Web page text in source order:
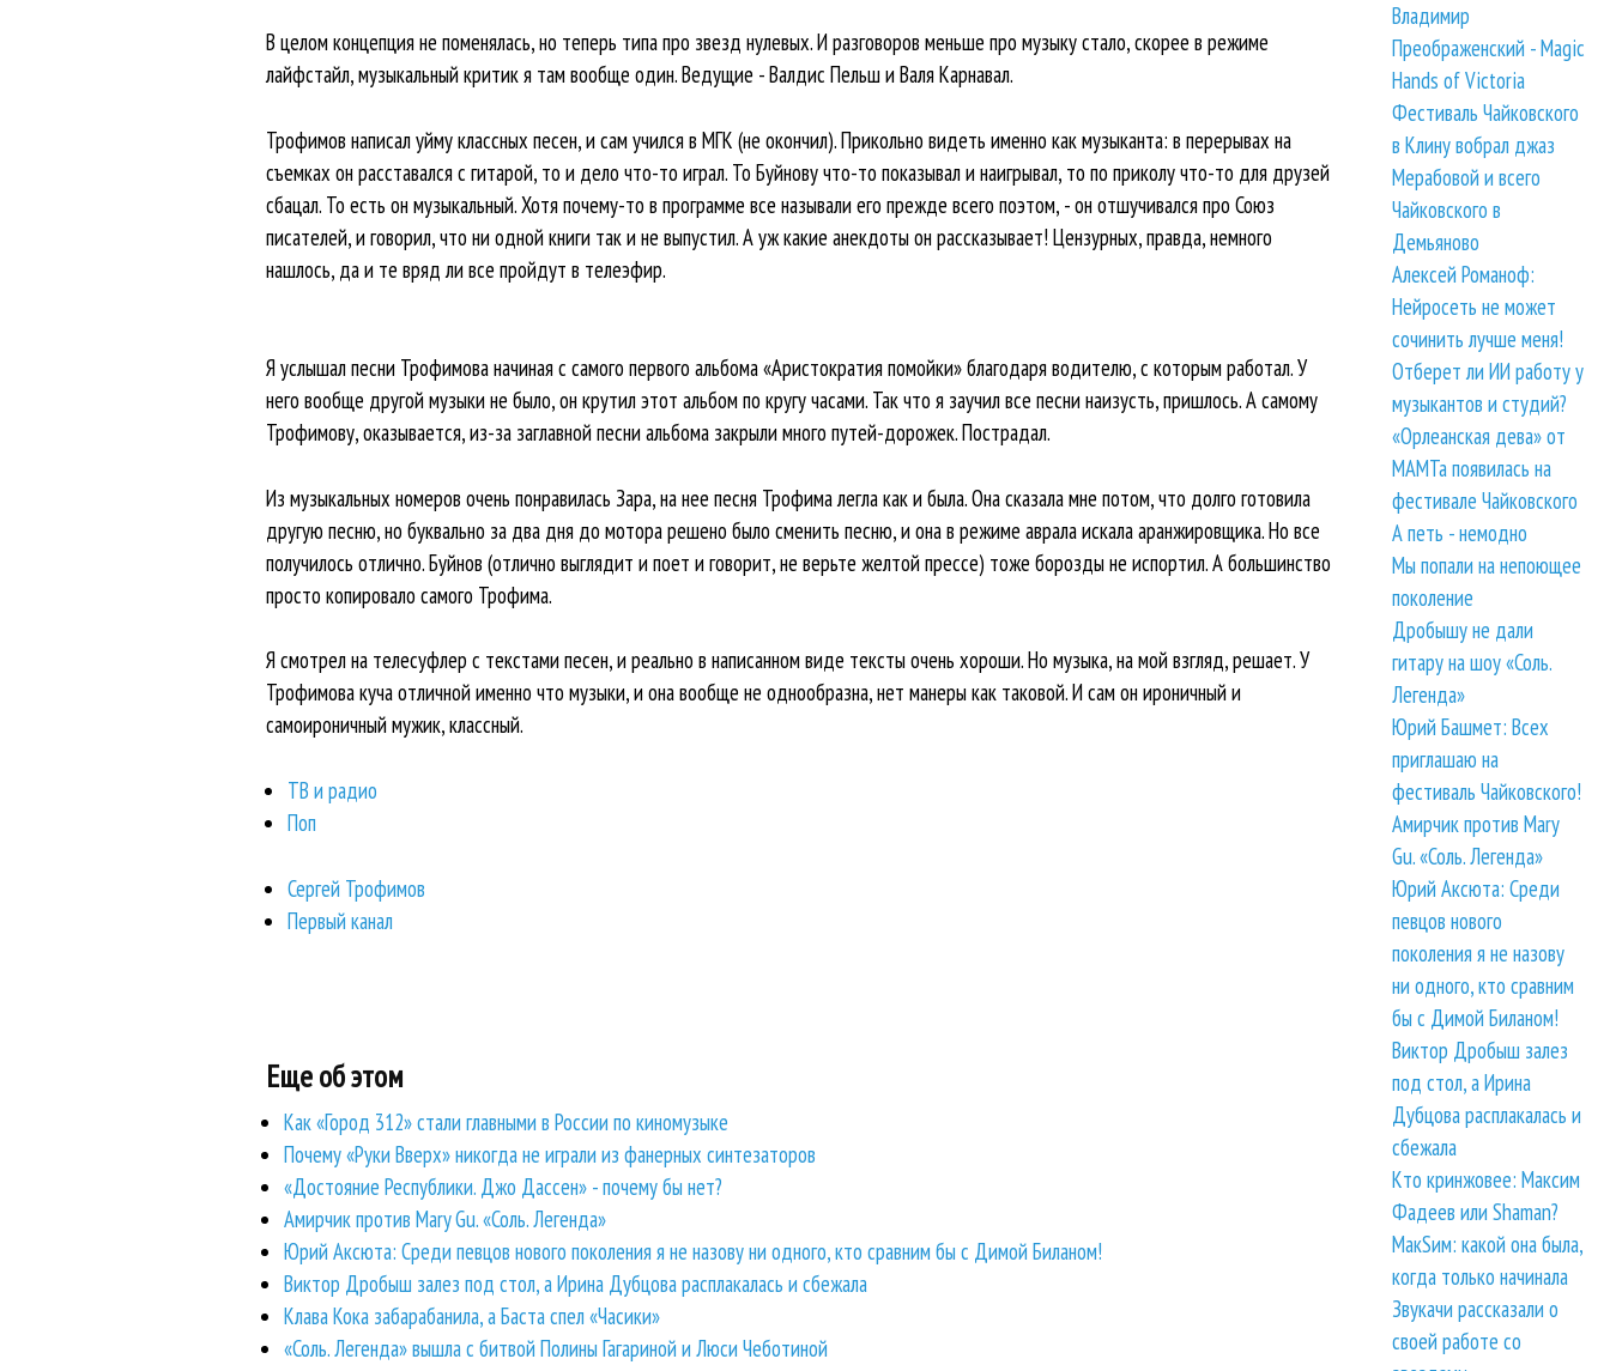
В целом концепция не поменялась, но теперь типа про звезд нулевых. И разговоров меньше про музыку стало, скорее в режиме
лайфстайл, музыкальный критик я там вообще один. Ведущие - Валдис Пельш и Валя Карнавал.
Трофимов написал уйму классных песен, и сам учился в МГК (не окончил). Прикольно видеть именно как музыканта: в перерывах на
съемках он расставался с гитарой, то и дело что-то играл. То Буйнову что-то показывал и наигрывал, то по приколу что-то для друзей
сбацал. То есть он музыкальный. Хотя почему-то в программе все называли его прежде всего поэтом, - он отшучивался про Союз
писателей, и говорил, что ни одной книги так и не выпустил. А уж какие анекдоты он рассказывает! Цензурных, правда, немного
нашлось, да и те вряд ли все пройдут в телеэфир.
Я услышал песни Трофимова начиная с самого первого альбома «Аристократия помойки» благодаря водителю, с которым работал. У
него вообще другой музыки не было, он крутил этот альбом по кругу часами. Так что я заучил все песни наизусть, пришлось. А самому
Трофимову, оказывается, из-за заглавной песни альбома закрыли много путей-дорожек. Пострадал.
Из музыкальных номеров очень понравилась Зара, на нее песня Трофима легла как и была. Она сказала мне потом, что долго готовила
другую песню, но буквально за два дня до мотора решено было сменить песню, и она в режиме аврала искала аранжировщика. Но все
получилось отлично. Буйнов (отлично выглядит и поет и говорит, не верьте желтой прессе) тоже борозды не испортил. А большинство
просто копировало самого Трофима.
Я смотрел на телесуфлер с текстами песен, и реально в написанном виде тексты очень хороши. Но музыка, на мой взгляд, решает. У
Трофимова куча отличной именно что музыки, и она вообще не однообразна, нет манеры как таковой. И сам он ироничный и
самоироничный мужик, классный.
ТВ и радио
Поп
Сергей Трофимов
Первый канал
Еще об этом
Как «Город 312» стали главными в России по киномузыке
Почему «Руки Вверх» никогда не играли из фанерных синтезаторов
«Достояние Республики. Джо Дассен» - почему бы нет?
Амирчик против Mary Gu. «Соль. Легенда»
Юрий Аксюта: Среди певцов нового поколения я не назову ни одного, кто сравним бы с Димой Биланом!
Виктор Дробыш залез под стол, а Ирина Дубцова расплакалась и сбежала
Клава Кока забарабанила, а Баста спел «Часики»
«Соль. Легенда» вышла с битвой Полины Гагариной и Люси Чеботиной
Владимир
Преображенский - Magic
Hands of Victoria
Фестиваль Чайковского
в Клину вобрал джаз
Мерабовой и всего
Чайковского в
Демьяново
Алексей Романоф:
Нейросеть не может
сочинить лучше меня!
Отберет ли ИИ работу у
музыкантов и студий?
«Орлеанская дева» от
МАМТа появилась на
фестивале Чайковского
А петь - немодно
Мы попали на непоющее
поколение
Дробышу не дали
гитару на шоу «Соль.
Легенда»
Юрий Башмет: Всех
приглашаю на
фестиваль Чайковского!
Амирчик против Mary
Gu. «Соль. Легенда»
Юрий Аксюта: Среди
певцов нового
поколения я не назову
ни одного, кто сравним
бы с Димой Биланом!
Виктор Дробыш залез
под стол, а Ирина
Дубцова расплакалась и
сбежала
Кто кринжовее: Максим
Фадеев или Shaman?
МакSим: какой она была,
когда только начинала
Звукачи рассказали о
своей работе со